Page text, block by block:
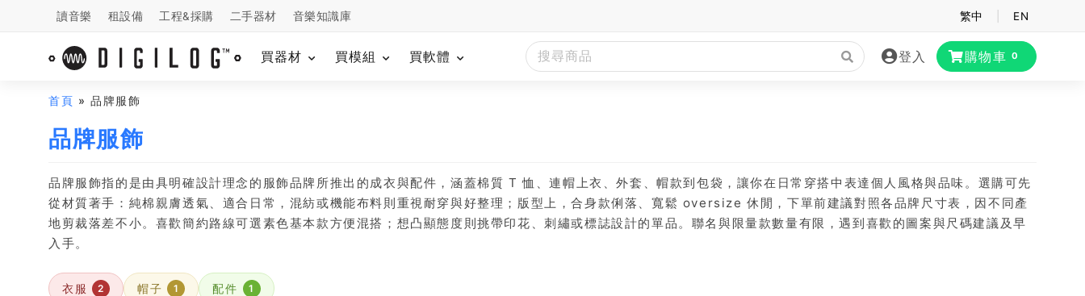
讀音樂 租設備 工程&採購 二手器材 音樂知識庫 繁中 EN
買器材 買模組 買軟體 登入 購物車 0
首頁 » 品牌服飾
品牌服飾
品牌服飾指的是由具明確設計理念的服飾品牌所推出的成衣與配件，涵蓋棉質 T 恤、連帽上衣、外套、帽款到包袋，讓你在日常穿搭中表達個人風格與品味。選購可先
從材質著手：純棉親膚透氣、適合日常，混紡或機能布料則重視耐穿與好整理；版型上，合身款俐落、寬鬆 oversize 休閒，下單前建議對照各品牌尺寸表，因不同產
地剪裁落差不小。喜歡簡約路線可選素色基本款方便混搭；想凸顯態度則挑帶印花、刺繡或標誌設計的單品。聯名與限量款數量有限，遇到喜歡的圖案與尺碼建議及早
入手。
衣服 2 帽子 1 配件 1